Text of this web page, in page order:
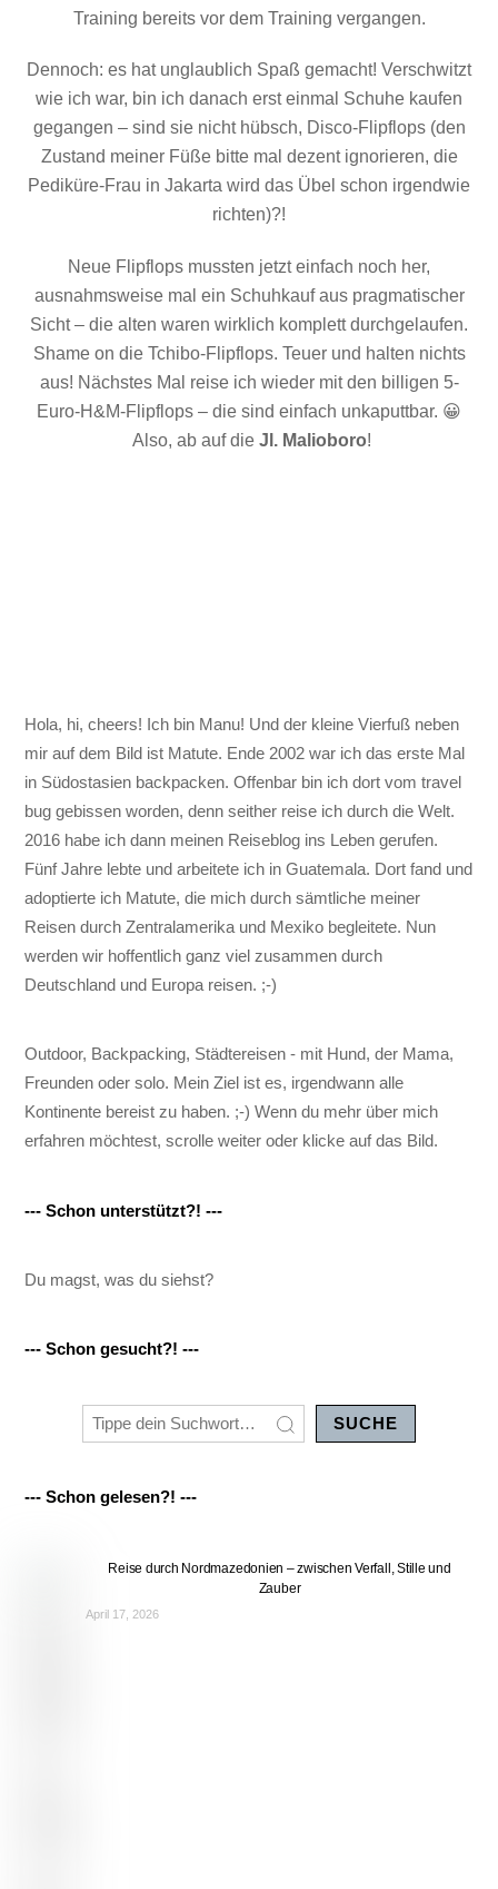
Training bereits vor dem Training vergangen.
Dennoch: es hat unglaublich Spaß gemacht! Verschwitzt
wie ich war, bin ich danach erst einmal Schuhe kaufen
gegangen – sind sie nicht hübsch, Disco-Flipflops (den
Zustand meiner Füße bitte mal dezent ignorieren, die
Pediküre-Frau in Jakarta wird das Übel schon irgendwie
richten)?!
Neue Flipflops mussten jetzt einfach noch her,
ausnahmsweise mal ein Schuhkauf aus pragmatischer
Sicht – die alten waren wirklich komplett durchgelaufen.
Shame on die Tchibo-Flipflops. Teuer und halten nichts
aus! Nächstes Mal reise ich wieder mit den billigen 5-
Euro-H&M-Flipflops – die sind einfach unkaputtbar. 😀
Also, ab auf dieJl. Malioboro!
Hola, hi, cheers! Ich bin Manu! Und der kleine Vierfuß neben
mir auf dem Bild ist Matute. Ende 2002 war ich das erste Mal
in Südostasien backpacken. Offenbar bin ich dort vom travel
bug gebissen worden, denn seither reise ich durch die Welt.
2016 habe ich dann meinen Reiseblog ins Leben gerufen.
Fünf Jahre lebte und arbeitete ich in Guatemala. Dort fand und
adoptierte ich Matute, die mich durch sämtliche meiner
Reisen durch Zentralamerika und Mexiko begleitete. Nun
werden wir hoffentlich ganz viel zusammen durch
Deutschland und Europa reisen. ;-)
Outdoor, Backpacking, Städtereisen - mit Hund, der Mama,
Freunden oder solo. Mein Ziel ist es, irgendwann alle
Kontinente bereist zu haben. ;-) Wenn du mehr über mich
erfahren möchtest, scrolle weiter oder klicke auf das Bild.
--- Schon unterstützt?! ---
Du magst, was du siehst?
--- Schon gesucht?! ---
SUCHE
--- Schon gelesen?! ---
Reise durch Nordmazedonien – zwischen Verfall, Stille und
Zauber
April 17, 2026